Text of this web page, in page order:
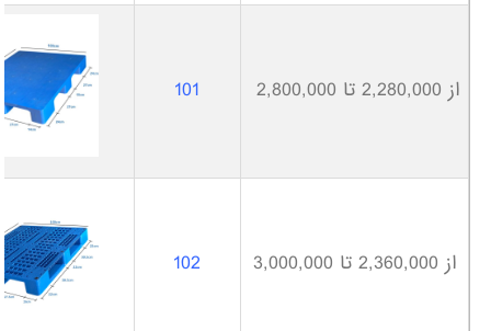
از 2,280,000 تا 2,800,000 101
از 2,360,000 تا 3,000,000 102